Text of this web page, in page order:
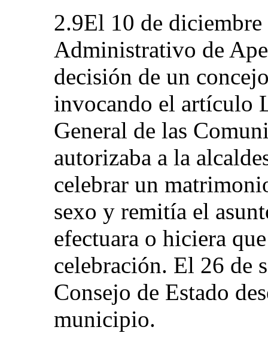
2.9El 10 de
Administrativo de
decisión de un
invocando el artículo
General de las
autorizaba a la
celebrar un
sexo y remitía el
efectuara o hiciera
celebración. El 26 de
Consejo de Estado
municipio.